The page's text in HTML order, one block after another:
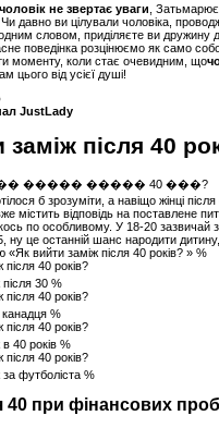
чоловік не звертає уваги ,
давно ви цілували чоловіка,
одним словом, приділяєте ви
поведінка розцінюємо як само
моменту, коли стає очевидним, що
цього від усієї душі!
JustLady
після 40
б зрозуміти, а навіщо жінці
вже містить відповідь на поставлене
по особливому. У 18-20 зазвичай
ну це останній шанс народити
«Як вийти заміж після 40 років? » %
30 %
%
40 років %
футболіста %
40 при фінансових